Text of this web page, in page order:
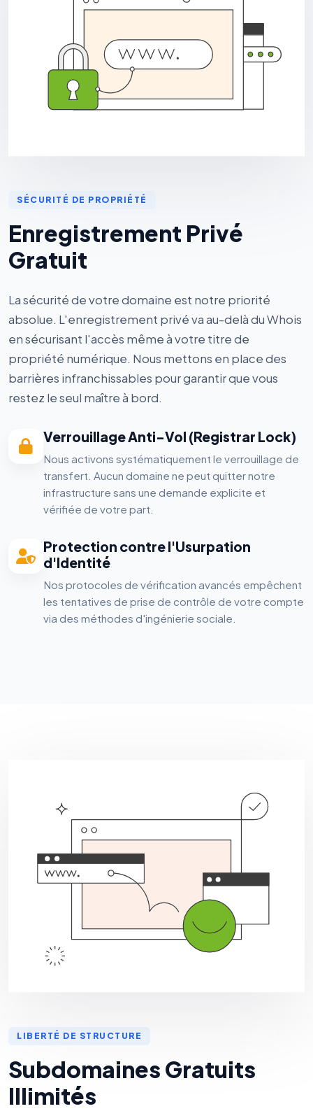
SÉCURITÉ DE PROPRIÉTÉ
Enregistrement Privé
Gratuit
La sécurité de votre domaine est notre priorité
absolue. L'enregistrement privé va au-delà du Whois
en sécurisant l'accès même à votre titre de
propriété numérique. Nous mettons en place des
barrières infranchissables pour garantir que vous
restez le seul maître à bord.
Verrouillage Anti-Vol (Registrar Lock)
Nous activons systématiquement le verrouillage de
transfert. Aucun domaine ne peut quitter notre
infrastructure sans une demande explicite et
vérifiée de votre part.
Protection contre l'Usurpation
d'Identité
Nos protocoles de vérification avancés empêchent
les tentatives de prise de contrôle de votre compte
via des méthodes d'ingénierie sociale.
LIBERTÉ DE STRUCTURE
Subdomaines Gratuits
Illimités